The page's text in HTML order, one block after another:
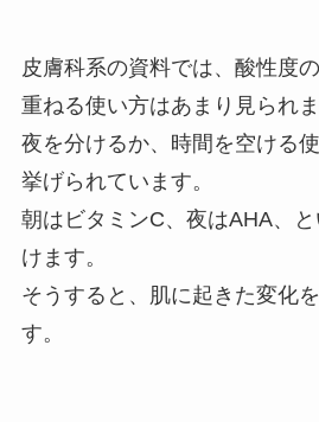
皮膚科系の資料では、酸性度
重ねる使い方はあまり見られま
夜を分けるか、時間を空ける
挙げられています。
朝はビタミンC、夜はAHA、
けます。
そうすると、肌に起きた変化
す。